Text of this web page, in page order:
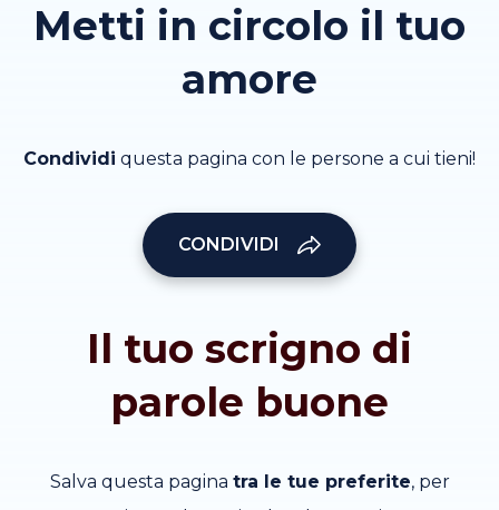
Metti in circolo il tuo
amore
Condividi questa pagina con le persone a cui tieni!
CONDIVIDI
Il tuo scrigno di
parole buone
Salva questa pagina tra le tue preferite, per